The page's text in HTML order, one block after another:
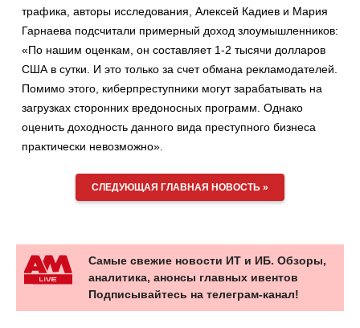
трафика, авторы исследования, Алексей Кадиев и Мария
Гарнаева подсчитали примерный доход злоумышленников:
«По нашим оценкам, он составляет 1-2 тысячи долларов
США в сутки. И это только за счет обмана рекламодателей.
Помимо этого, киберпреступники могут зарабатывать на
загрузках сторонних вредоносных программ. Однако
оценить доходность данного вида преступного бизнеса
практически невозможно».
СЛЕДУЮЩАЯ ГЛАВНАЯ НОВОСТЬ »
Самые свежие новости ИТ и ИБ. Обзоры,
аналитика, анонсы главных ивентов
Подписывайтесь на телеграм-канал!